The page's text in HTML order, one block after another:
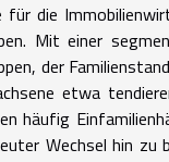
die
Mit einer
der
etwa
häufig
Wechsel hin